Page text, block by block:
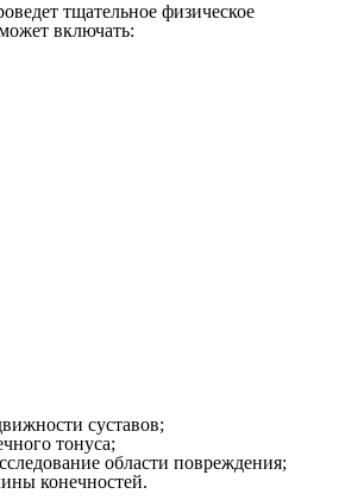
тщательное физическое
включать:
суставов;
тонуса;
области повреждения;
конечностей.